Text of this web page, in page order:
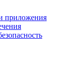
приложения